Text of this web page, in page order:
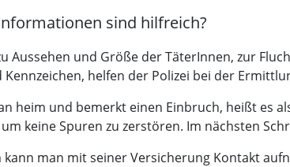
sind hilfreich?
Aussehen und Größe der TäterInnen, zur
Kennzeichen, helfen der Polizei bei der
heim und bemerkt einen Einbruch, heißt es
keine Spuren zu zerstören. Im nächsten
man mit seiner Versicherung Kontakt